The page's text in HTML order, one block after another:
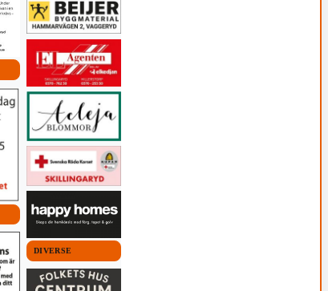
DIVERSE